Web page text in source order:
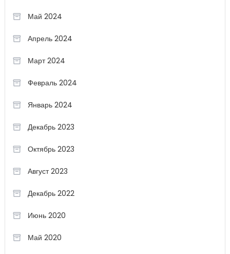
Май 2024
Апрель 2024
Март 2024
Февраль 2024
Январь 2024
Декабрь 2023
Октябрь 2023
Август 2023
Декабрь 2022
Июнь 2020
Май 2020